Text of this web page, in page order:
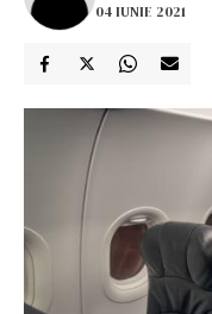
04 IUNIE 2021